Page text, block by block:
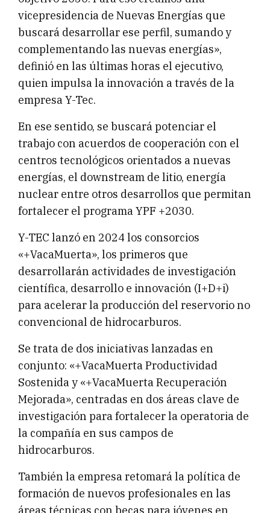
vicepresidencia de Nuevas Energías que
buscará desarrollar ese perfil, sumando y
complementando las nuevas energías»,
definió en las últimas horas el ejecutivo,
quien impulsa la innovación a través de la
empresa Y-Tec.
En ese sentido, se buscará potenciar el
trabajo con acuerdos de cooperación con el
centros tecnológicos orientados a nuevas
energías, el downstream de litio, energía
nuclear entre otros desarrollos que permitan
fortalecer el programa YPF +2030.
Y-TEC lanzó en 2024 los consorcios
«+VacaMuerta», los primeros que
desarrollarán actividades de investigación
científica, desarrollo e innovación (I+D+i)
para acelerar la producción del reservorio no
convencional de hidrocarburos.
Se trata de dos iniciativas lanzadas en
conjunto: «+VacaMuerta Productividad
Sostenida y «+VacaMuerta Recuperación
Mejorada», centradas en dos áreas clave de
investigación para fortalecer la operatoria de
la compañía en sus campos de
hidrocarburos.
También la empresa retomará la política de
formación de nuevos profesionales en las